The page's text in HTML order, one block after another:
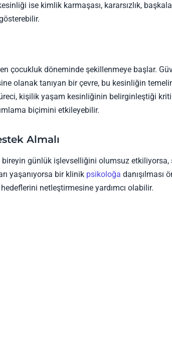
ise kimlik karmaşası, kararsızlık,
çocukluk döneminde şekillenmeye başlar.
olanak tanıyan bir çevre, bu kesinliğin
kişilik yaşam kesinliğinin belirginleştiği
biçimini etkileyebilir.
Almalı
günlük işlevselliğini olumsuz etkiliyorsa,
yaşanıyorsa bir klinik psikoloğa danışılması
netleştirmesine yardımcı olabilir.